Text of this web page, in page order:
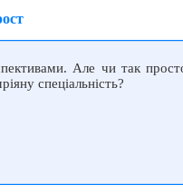
Але чи так
спеціальність?